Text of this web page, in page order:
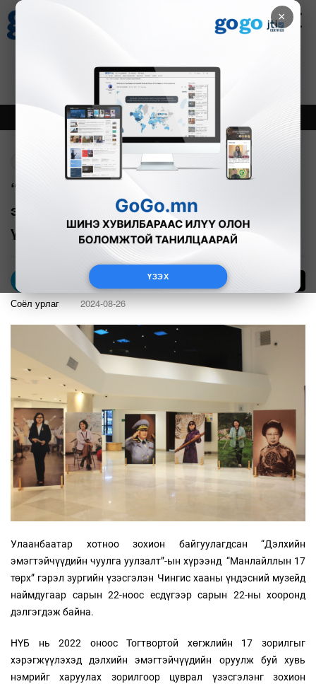
×
ҮЗЭХ
Зурхай
8.07
Онцлох Шинэ
“Манлайллын 17 төрх”
эмэгтэйчүүдийн гэрэл зургийн
үзэсгэлэн гаргажээ
Соёл урлаг 2024-08-26
Улаанбаатар хотноо зохион байгуулагдсан “Дэлхийн
эмэгтэйчүүдийн чуулга уулзалт”-ын хүрээнд “Манлайллын 17
төрх” гэрэл зургийн үзэсгэлэн Чингис хааны үндэсний музейд
наймдугаар сарын 22-ноос есдүгээр сарын 22-ны хооронд
дэлгэгдэж байна.
НҮБ нь 2022 оноос Тогтвортой хөгжлийн 17 зорилгыг
хэрэгжүүлэхэд дэлхийн эмэгтэйчүүдийн оруулж буй хувь
нэмрийг харуулах зорилгоор цуврал үзэсгэлэнг зохион